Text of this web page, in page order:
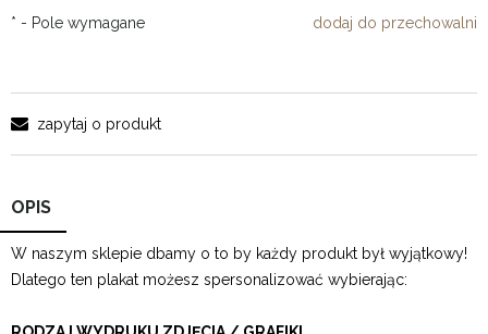
dodaj do przechowalni
* - Pole wymagane
zapytaj o produkt
OPIS
W naszym sklepie dbamy o to by każdy produkt był wyjątkowy!
Dlatego ten plakat możesz spersonalizować wybierając: